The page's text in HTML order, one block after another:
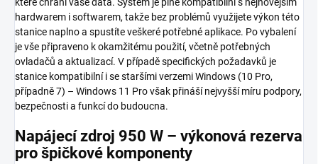
hardwarem i softwarem, takže bez problémů využijete výkon této
stanice naplno a spustíte veškeré potřebné aplikace. Po vybalení
je vše připraveno k okamžitému použití, včetně potřebných
ovladačů a aktualizací. V případě specifických požadavků je
stanice kompatibilní i se staršími verzemi Windows (10 Pro,
případně 7) – Windows 11 Pro však přináší nejvyšší míru podpory,
bezpečnosti a funkcí do budoucna.
Napájecí zdroj 950 W – výkonová rezerva
pro špičkové komponenty